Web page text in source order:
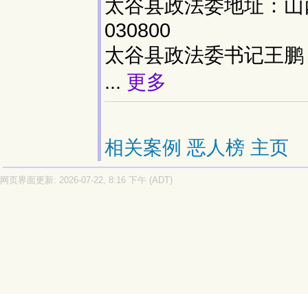
太谷县政法委地址：
030800
太谷县政法委书记王鹏
... 更多
相关案例 恶人榜 主页
网页界面更新: 2026-07-22, 8:16 下午 (ADT)